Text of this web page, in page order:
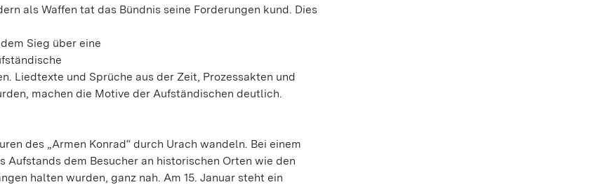
als Waffen tat das Bündnis seine Forderungen kund. Dies
Sieg über eine
Liedtexte und Sprüche aus der Zeit, Prozessakten und
machen die Motive der Aufständischen deutlich.
des „Armen Konrad“ durch Urach wandeln. Bei einem
dem Besucher an historischen Orten wie den
halten wurden, ganz nah. Am 15. Januar steht ein